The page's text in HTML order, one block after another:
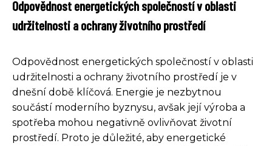
Odpovědnost energetických společností v oblasti
udržitelnosti a ochrany životního prostředí
Odpovědnost energetických společností v oblasti
udržitelnosti a ochrany životního prostředí je v
dnešní době klíčová. Energie je nezbytnou
součástí moderního byznysu, avšak její výroba a
spotřeba mohou negativně ovlivňovat životní
prostředí. Proto je důležité, aby energetické